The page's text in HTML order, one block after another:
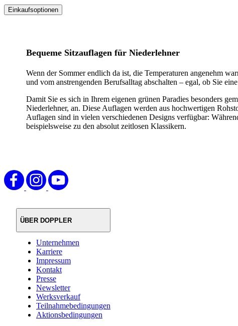
Einkaufsoptionen
Bequeme Sitzauflagen für Niederlehner
Wenn der Sommer endlich da ist, die Temperaturen angenehm
und vom anstrengenden Berufsalltag abschalten – egal, ob Sie
Damit Sie es sich in Ihrem eigenen grünen Paradies besonders
Niederlehner, an. Diese Auflagen werden aus hochwertigen
Auflagen sind in vielen verschiedenen Designs verfügbar:
beispielsweise zu den absolut zeitlosen Klassikern.
ÜBER DOPPLER
Unternehmen
Karriere
Impressum
Kontakt
Presse
Newsletter
Werksverkauf
Teilnahmebedingungen
Aktionsbedingungen